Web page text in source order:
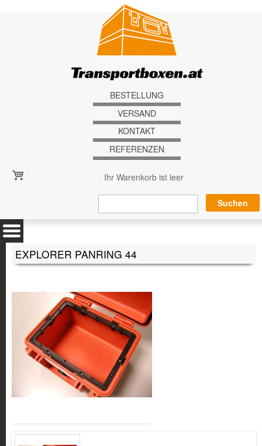
BESTELLUNG
VERSAND
KONTAKT
REFERENZEN
Ihr Warenkorb ist leer
EXPLORER PANRING 44